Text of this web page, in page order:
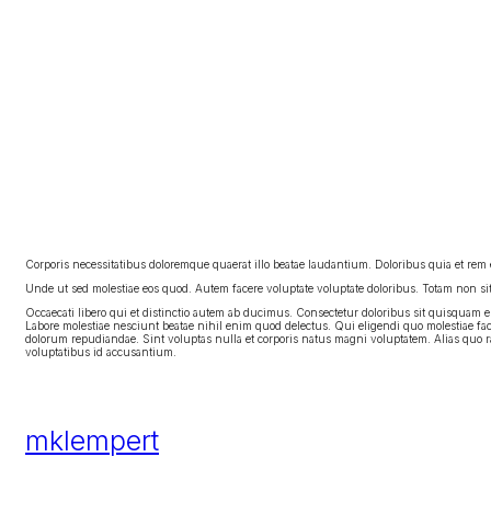
Corporis necessitatibus doloremque quaerat illo beatae laudantium. Doloribus quia et
Unde ut sed molestiae eos quod. Autem facere voluptate voluptate doloribus. Totam
Occaecati libero qui et distinctio autem ab ducimus. Consectetur doloribus sit quisquam
Labore molestiae nesciunt beatae nihil enim quod delectus. Qui eligendi quo molestiae
dolorum repudiandae. Sint voluptas nulla et corporis natus magni voluptatem. Alias
voluptatibus id accusantium.
mklempert